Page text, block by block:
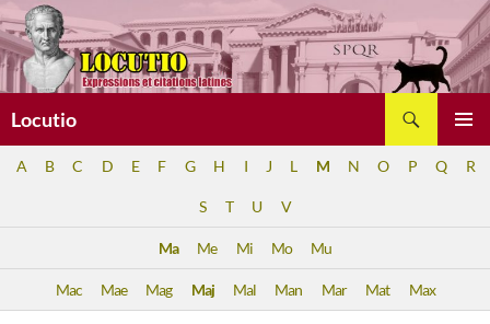
Aller
au
contenu
Locutio
A B C D E F G H I J L M N O P Q R
S T U V
Ma Me Mi Mo Mu
Mac Mae Mag Maj Mal Man Mar Mat Max